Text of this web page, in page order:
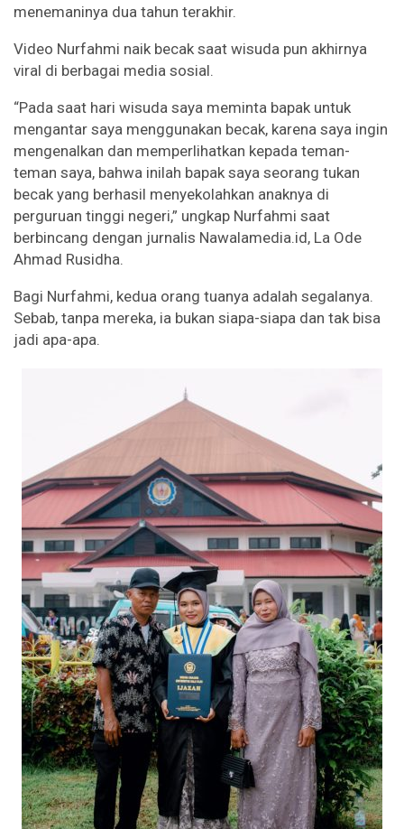
menemaninya dua tahun terakhir.
Video Nurfahmi naik becak saat wisuda pun akhirnya
viral di berbagai media sosial.
“Pada saat hari wisuda saya meminta bapak untuk
mengantar saya menggunakan becak, karena saya ingin
mengenalkan dan memperlihatkan kepada teman-
teman saya, bahwa inilah bapak saya seorang tukan
becak yang berhasil menyekolahkan anaknya di
perguruan tinggi negeri,” ungkap Nurfahmi saat
berbincang dengan jurnalis Nawalamedia.id, La Ode
Ahmad Rusidha.
Bagi Nurfahmi, kedua orang tuanya adalah segalanya.
Sebab, tanpa mereka, ia bukan siapa-siapa dan tak bisa
jadi apa-apa.